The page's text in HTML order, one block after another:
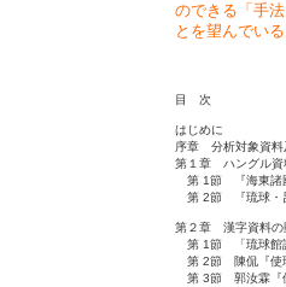
のできる「手
とを望んでいる
目 次
はじめに
序章 分析対象資料
第１章 ハングル資
第 1節 『海東諸
第 2節 『琉球・
第２章 漢字資料の
第 1節 「琉球館
第 2節 陳侃『使
第 3節 郭汝霖『